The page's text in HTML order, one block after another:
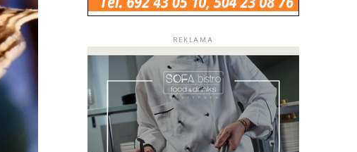
REKLAMA